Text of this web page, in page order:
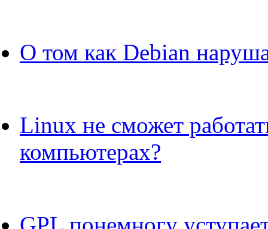
О том как Debian
Linux не сможет
компьютерах?